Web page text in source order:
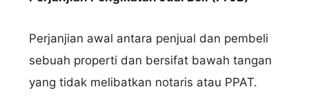
Perjanjian awal antara penjual dan pembeli
sebuah properti dan bersifat bawah tangan
yang tidak melibatkan notaris atau PPAT.